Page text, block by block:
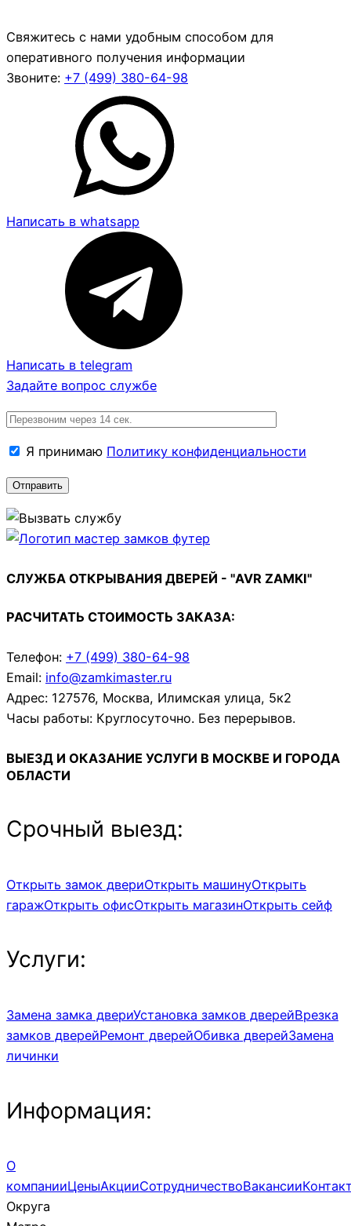
Свяжитесь с нами удобным способом для
оперативного получения информации
Звоните: +7 (499) 380-64-98
Написать в whatsapp
Написать в telegram
Задайте вопрос службе
Я принимаю Политику конфиденциальности
СЛУЖБА ОТКРЫВАНИЯ ДВЕРЕЙ - "AVR ZAMKI"
РАСЧИТАТЬ СТОИМОСТЬ ЗАКАЗА:
Телефон: +7 (499) 380-64-98
Email: info@zamkimaster.ru
Адрес: 127576, Москва, Илимская улица, 5к2
Часы работы: Круглосуточно. Без перерывов.
ВЫЕЗД И ОКАЗАНИЕ УСЛУГИ В МОСКВЕ И ГОРОДА
ОБЛАСТИ
Срочный выезд:
Открыть замок двериОткрыть машинуОткрыть
гаражОткрыть офисОткрыть магазинОткрыть сейф
Услуги:
Замена замка двериУстановка замков дверейВрезка
замков дверейРемонт дверейОбивка дверейЗамена
личинки
Информация:
О
компанииЦеныАкцииСотрудничествоВакансии
Округа